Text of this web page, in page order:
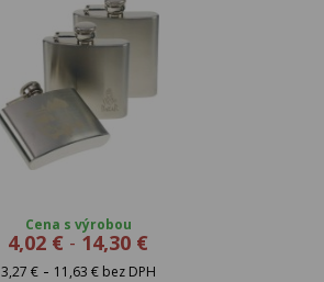
Cena s výrobou
4,02 € - 14,30 €
3,27 €- 11,63 € bez DPH